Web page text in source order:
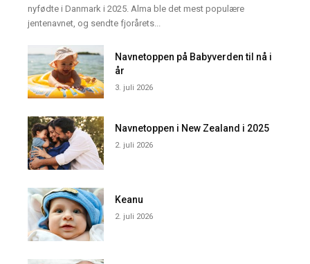
nyfødte i Danmark i 2025. Alma ble det mest populære
jentenavnet, og sendte fjorårets...
Navnetoppen på Babyverden til nå i
år
3. juli 2026
Navnetoppen i New Zealand i 2025
2. juli 2026
Keanu
2. juli 2026